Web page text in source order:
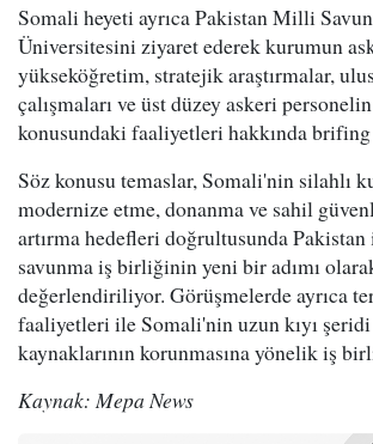
Somali heyeti ayrıca Pakistan Milli
Üniversitesini ziyaret ederek kurumun
yükseköğretim, stratejik araştırmalar,
çalışmaları ve üst düzey askeri
konusundaki faaliyetleri hakkında brifing
Söz konusu temaslar, Somali'nin silahlı
modernize etme, donanma ve sahil
artırma hedefleri doğrultusunda
savunma iş birliğinin yeni bir adımı
değerlendiriliyor. Görüşmelerde ayrıca
faaliyetleri ile Somali'nin uzun kıyı
kaynaklarının korunmasına yönelik iş
Kaynak: Mepa News